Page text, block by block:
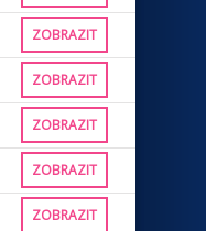
ZOBRAZIT
ZOBRAZIT
ZOBRAZIT
ZOBRAZIT
ZOBRAZIT